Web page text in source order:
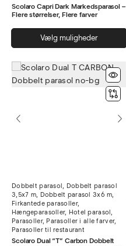
Scolaro Capri Dark Markedsparasol –
Flere størrelser, Flere farver
Vælg muligheder
Dobbelt parasol, Dobbelt parasol
3,5x7 m, Dobbelt parasol 3x6 m,
Firkantede parasoller,
Hængeparasoller, Hotel parasol,
Parasoller, Parasoller i alle farver,
Parasoller til restaurant
Scolaro Dual “T” Carbon Dobbelt